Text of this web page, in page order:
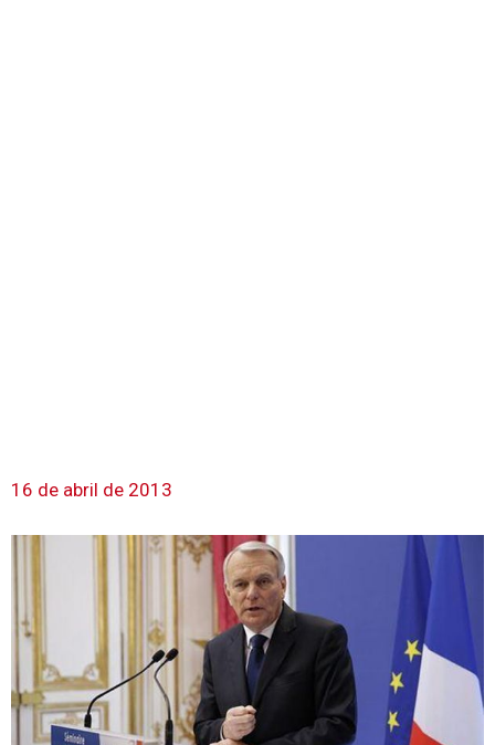
16 de abril de 2013